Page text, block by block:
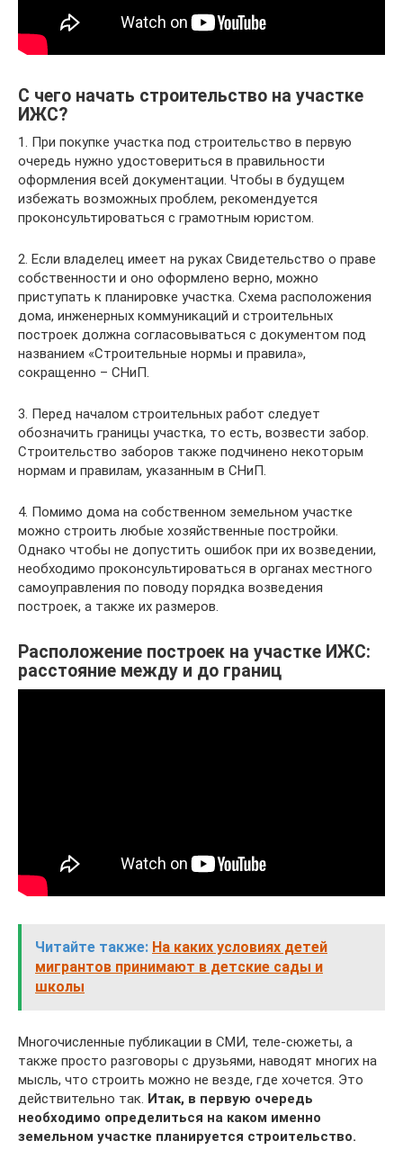
С чего начать строительство на участке
ИЖС?
1. При покупке участка под строительство в первую
очередь нужно удостовериться в правильности
оформления всей документации. Чтобы в будущем
избежать возможных проблем, рекомендуется
проконсультироваться с грамотным юристом.
2. Если владелец имеет на руках Свидетельство о праве
собственности и оно оформлено верно, можно
приступать к планировке участка. Схема расположения
дома, инженерных коммуникаций и строительных
построек должна согласовываться с документом под
названием «Строительные нормы и правила»,
сокращенно – СНиП.
3. Перед началом строительных работ следует
обозначить границы участка, то есть, возвести забор.
Строительство заборов также подчинено некоторым
нормам и правилам, указанным в СНиП.
4. Помимо дома на собственном земельном участке
можно строить любые хозяйственные постройки.
Однако чтобы не допустить ошибок при их возведении,
необходимо проконсультироваться в органах местного
самоуправления по поводу порядка возведения
построек, а также их размеров.
Расположение построек на участке ИЖС:
расстояние между и до границ
Читайте также: На каких условиях детей
мигрантов принимают в детские сады и
школы
Многочисленные публикации в СМИ, теле-сюжеты, а
также просто разговоры с друзьями, наводят многих на
мысль, что строить можно не везде, где хочется. Это
действительно так. Итак, в первую очередь
необходимо определиться на каком именно
земельном участке планируется строительство.